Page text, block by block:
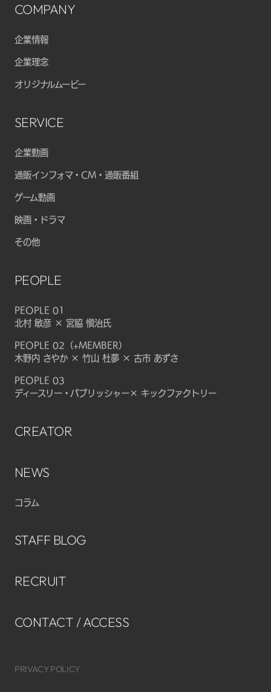
COMPANY
企業情報
企業理念
オリジナルムービー
SERVICE
企業動画
通販インフォマ・CM・通販番組
ゲーム動画
映画・ドラマ
その他
PEOPLE
PEOPLE 01
北村 敏彦 × 宮脇 愼治氏
PEOPLE 02（+MEMBER）
木野内 さやか × 竹山 杜夢 × 古市 あずさ
PEOPLE 03
ディースリー・パブリッシャー× キックファクトリー
CREATOR
NEWS
コラム
STAFF BLOG
RECRUIT
CONTACT / ACCESS
PRIVACY POLICY